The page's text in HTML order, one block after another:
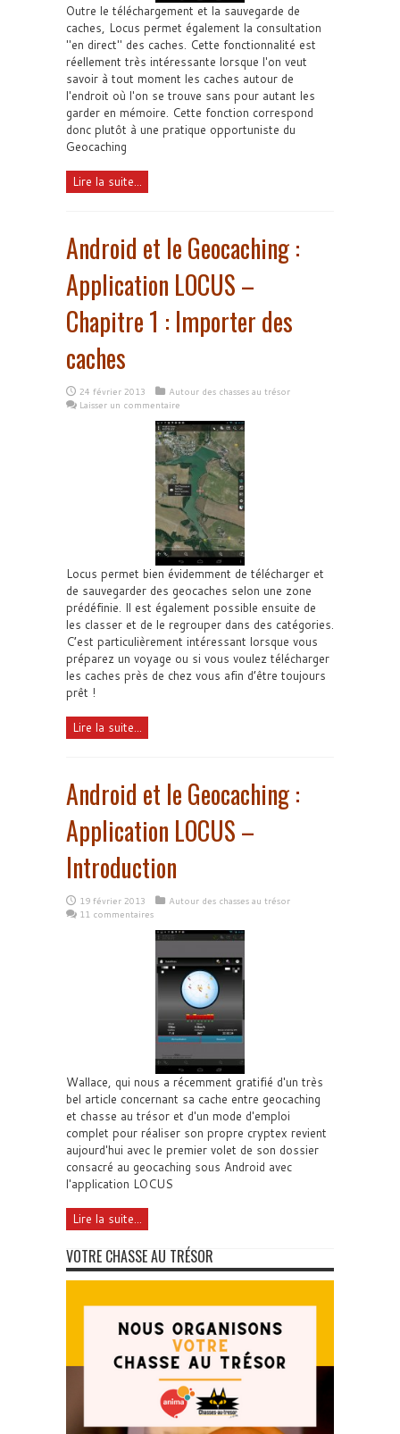
Outre le téléchargement et la sauvegarde de
caches, Locus permet également la consultation
"en direct" des caches. Cette fonctionnalité est
réellement très intéressante lorsque l'on veut
savoir à tout moment les caches autour de
l'endroit où l'on se trouve sans pour autant les
garder en mémoire. Cette fonction correspond
donc plutôt à une pratique opportuniste du
Geocaching
Lire la suite...
Android et le Geocaching :
Application LOCUS –
Chapitre 1 : Importer des
caches
24 février 2013
Autour des chasses au trésor
Laisser un commentaire
Locus permet bien évidemment de télécharger et
de sauvegarder des geocaches selon une zone
prédéfinie. Il est également possible ensuite de
les classer et de le regrouper dans des catégories.
C’est particulièrement intéressant lorsque vous
préparez un voyage ou si vous voulez télécharger
les caches près de chez vous afin d’être toujours
prêt !
Lire la suite...
Android et le Geocaching :
Application LOCUS –
Introduction
19 février 2013
Autour des chasses au trésor
11 commentaires
Wallace, qui nous a récemment gratifié d'un très
bel article concernant sa cache entre geocaching
et chasse au trésor et d'un mode d'emploi
complet pour réaliser son propre cryptex revient
aujourd'hui avec le premier volet de son dossier
consacré au geocaching sous Android avec
l'application LOCUS
Lire la suite...
VOTRE CHASSE AU TRÉSOR